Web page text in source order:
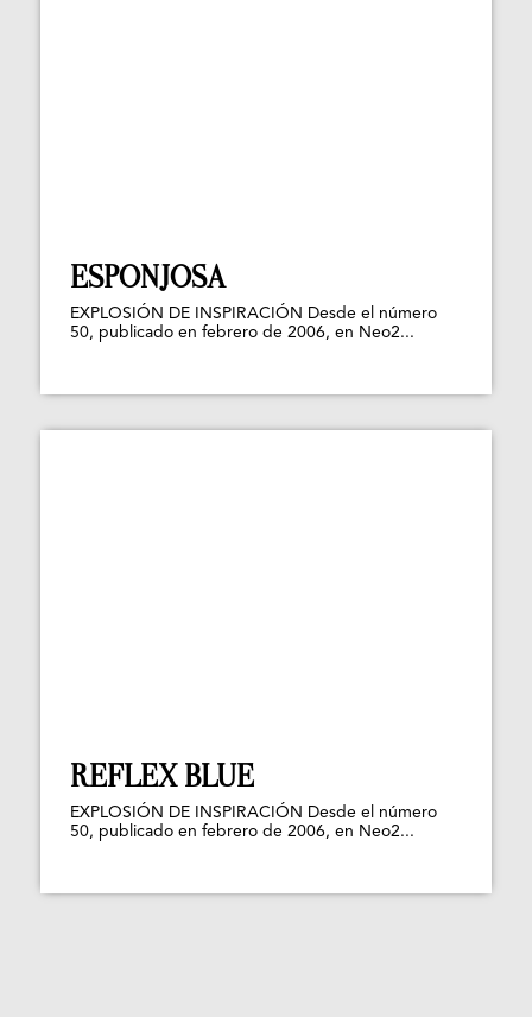
ESPONJOSA
EXPLOSIÓN DE INSPIRACIÓN Desde el número
50, publicado en febrero de 2006, en Neo2...
REFLEX BLUE
EXPLOSIÓN DE INSPIRACIÓN Desde el número
50, publicado en febrero de 2006, en Neo2...